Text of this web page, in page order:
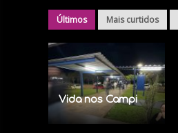
Últimos Mais curtidos
Vida nos Campi